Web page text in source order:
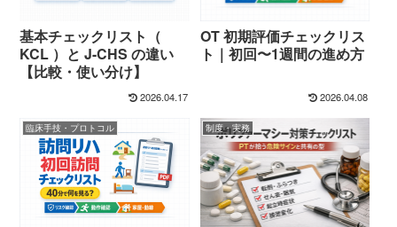
基本チェックリスト（
KCL ）と J-CHS の違い
【比較・使い分け】
2026.04.17
OT 初期評価チェックリス
ト｜初回〜1週間の進め方
2026.04.08
臨床手技・プロトコル 制度・実務